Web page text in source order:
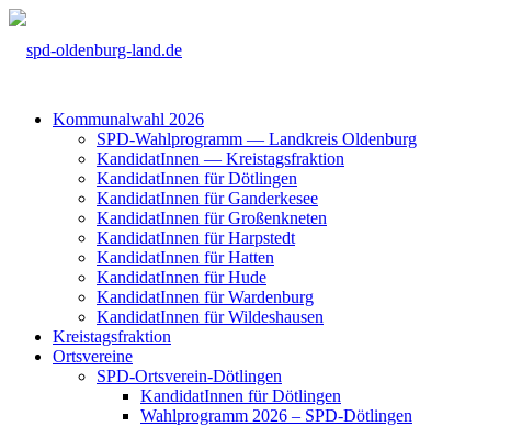
Kom­mu­nal­wahl 2026
SPD-Wahl­pro­gramm — Land­kreis Olden­burg
Kan­di­da­tIn­nen — Kreis­tags­frak­ti­on
Kan­di­da­tIn­nen für Döt­lin­gen
Kan­di­da­tIn­nen für Gan­der­ke­see
Kan­di­da­tIn­nen für Groß­enkne­ten
Kan­di­da­tIn­nen für Harp­s­tedt
Kan­di­da­tIn­nen für Hat­ten
Kan­di­da­tIn­nen für Hude
Kan­di­da­tIn­nen für War­den­burg
Kan­di­da­tIn­nen für Wil­des­hau­sen
Kreis­tags­frak­ti­on
Orts­ver­ei­ne
SPD-Orts­­ver­­ein-Döt­­lin­­gen
Kan­di­da­tIn­nen für Döt­lin­gen
Wahl­pro­gramm 2026 – SPD-Döt­lin­gen